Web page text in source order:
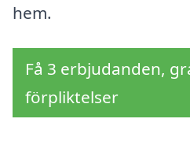
hem.
Få 3 erbjudanden,
förpliktelser